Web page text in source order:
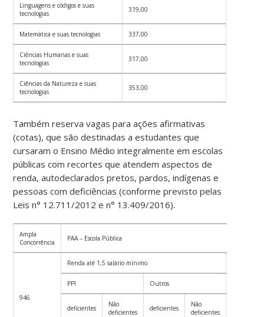
Linguagens e códigos e suas
tecnologias
319,00
Matemática e suas tecnologias 337,00
Ciências Humanas e suas
tecnologias
317,00
Ciências da Natureza e suas
tecnologias
353,00
Também reserva vagas para ações afirmativas
(cotas), que são destinadas a estudantes que
cursaram o Ensino Médio integralmente em escolas
públicas com recortes que atendem aspectos de
renda, autodeclarados pretos, pardos, indígenas e
pessoas com deficiências (conforme previsto pelas
Leis n° 12.711/2012 e n° 13.409/2016).
Ampla
Concorrência
PAA – Escola Pública
946
Renda até 1,5 salário mínimo
PPI Outros
deficientes
Não
deficientes
deficientes
Não
deficientes